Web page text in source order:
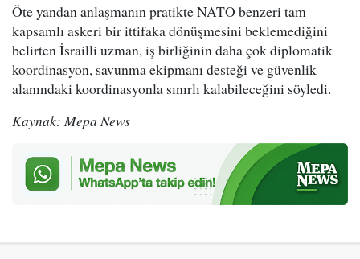
Öte yandan anlaşmanın pratikte NATO benzeri tam
kapsamlı askeri bir ittifaka dönüşmesini beklemediğini
belirten İsrailli uzman, iş birliğinin daha çok diplomatik
koordinasyon, savunma ekipmanı desteği ve güvenlik
alanındaki koordinasyonla sınırlı kalabileceğini söyledi.
Kaynak: Mepa News